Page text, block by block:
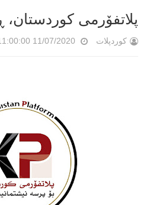
پلاتفۆرمی کوردستان،
کوردپلات 11/07/2020 11:00:00 ص